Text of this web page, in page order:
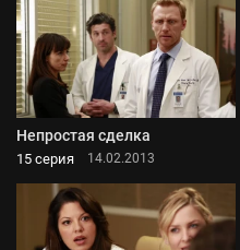
Непростая сделка
15 серия 14.02.2013